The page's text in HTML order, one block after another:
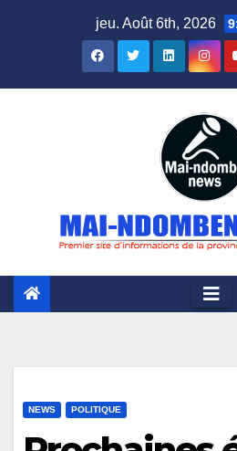
jeu. Août 6th, 2026
NEWS POLITIQUE